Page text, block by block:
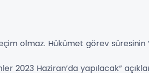
olmaz. Hükümet görev süresinin
2023 Haziran’da yapılacak”